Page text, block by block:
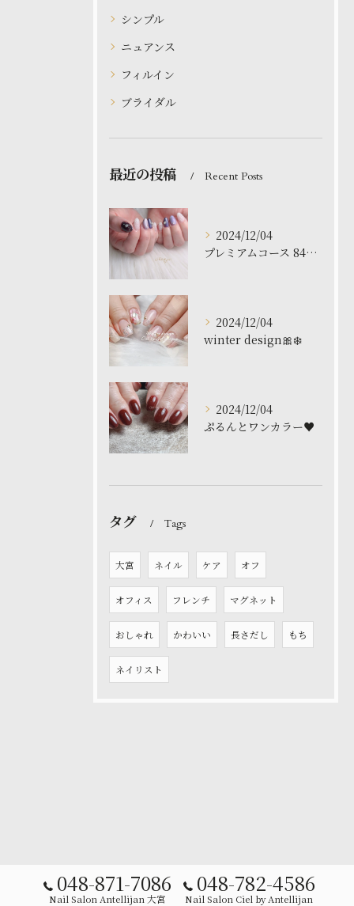
シンプル
ニュアンス
フィルイン
ブライダル
最近の投稿 Recent Posts
2024/12/04
プレミアムコース 8480円
2024/12/04
winter design🎀❄️
2024/12/04
ぷるんとワンカラー♥️
タグ Tags
大宮 ネイル ケア オフ
オフィス フレンチ マグネット
おしゃれ かわいい 長さだし もち
ネイリスト
048-871-7086
Nail Salon Antellijan 大宮
048-782-4586
Nail Salon Ciel by Antellijan